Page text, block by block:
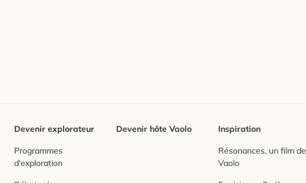
Devenir explorateur
Programmes
d'exploration
Devenir hôte Vaolo Inspiration
Résonances, un film de
Vaolo